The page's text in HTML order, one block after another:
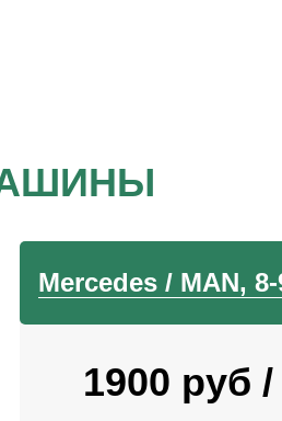
Mercedes / MAN,
1900 руб